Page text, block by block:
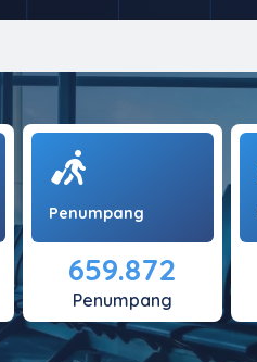
Penumpang
659.872
Penumpang